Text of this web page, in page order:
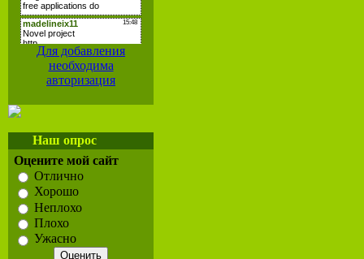
Для добавления
необходима
авторизация
Наш опрос
Оцените мой сайт
Отлично
Хорошо
Неплохо
Плохо
Ужасно